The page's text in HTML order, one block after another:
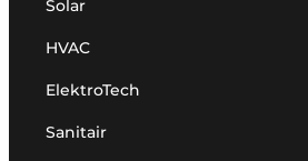
Solar
HVAC
ElektroTech
Sanitair